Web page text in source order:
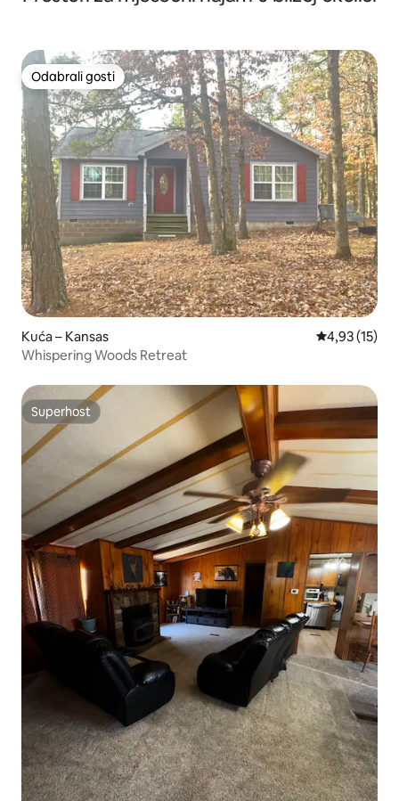
Odabrali gosti
Odabrali gosti
Kuća – Kansas Prosječna
4,93 (15)
Whispering Woods Retreat
Superhost
Superhost